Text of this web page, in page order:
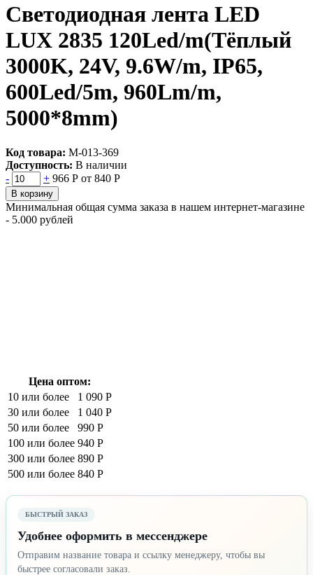
Светодиодная лента LED
LUX 2835 120Led/m(Тёплый
3000K, 24V, 9.6W/m, IP65,
600Led/5m, 960Lm/m,
5000*8mm)
Код товара: М-013-369
Доступность: В наличии
-
+ 966 Р от 840 Р
В корзину
Минимальная общая сумма заказа в нашем интернет-магазине
- 5.000 рублей
Цена оптом:
10 или более
1 090 Р
30 или более
1 040 Р
50 или более
990 Р
100 или более 940 Р
300 или более 890 Р
500 или более 840 Р
БЫСТРЫЙ ЗАКАЗ
Удобнее оформить в мессенджере
Отправим название товара и ссылку менеджеру, чтобы вы
быстрее согласовали заказ.